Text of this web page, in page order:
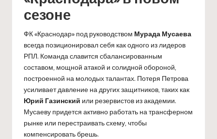
сезоне
ФК «Краснодар» под руководством Мурада Мусаева
всегда позиционировал себя как одного из лидеров
РПЛ. Команда славится сбалансированным
составом, мощной атакой и солидной обороной,
построенной на молодых талантах. Потеря Петрова
усиливает давление на других защитников, таких как
Юрий Газинский или резервистов из академии.
Мусаеву придется активно работать на трансферном
рынке или перестраивать схему, чтобы
компенсировать брешь.